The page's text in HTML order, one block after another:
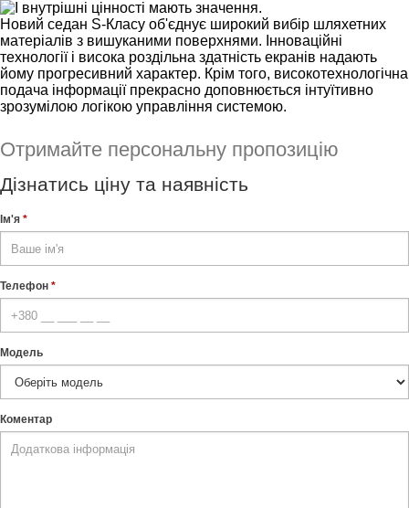
Новий седан S-Класу об'єднує широкий вибір шляхетних
матеріалів з вишуканими поверхнями. Інноваційні
технології і висока роздільна здатність екранів надають
йому прогресивний характер. Крім того, високотехнологічна
подача інформації прекрасно доповнюється інтуїтивно
зрозумілою логікою управління системою.
Отримайте персональну пропозицію
Дізнатись ціну та наявність
Ім'я *
Телефон *
Модель
Коментар